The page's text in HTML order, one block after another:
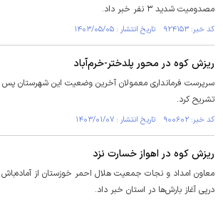
مصدومیت شدید ۳ نفر خبر داد.
کد خبر: ۹۲۴۱۵۳ تاریخ انتشار : ۱۴۰۳/۰۵/۰۵
ریزش کوه در محور پلدختر-خرم‌آباد
سرپرست فرمانداری معمولان آخرین وضعیت این شهرستان پس
تشریح کرد.
کد خبر: ۹۰۰۶۰۲ تاریخ انتشار : ۱۴۰۳/۰۱/۰۷
ریزش کوه در اهواز خسارت نزد
معاون امداد و نجات جمعیت هلال احمر خوزستان از
درپی آغاز بارش‌ها در استان خبر داد.